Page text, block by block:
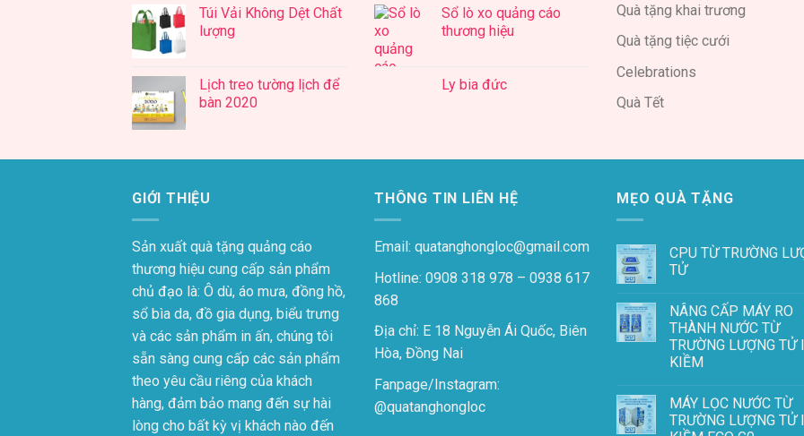
Túi Vải Không Dệt Chất
lượng
Lịch treo tường lịch để
bàn 2020
Sổ lò xo quảng cáo
thương hiệu
Ly bia đức
Quà tặng khai trương
Quà tặng tiệc cưới
Celebrations
Quà Tết
GIỚI THIỆU
Sản xuất quà tặng quảng cáo
thương hiệu cung cấp sản phẩm
chủ đạo là: Ô dù, áo mưa, đồng hồ,
sổ bìa da, đồ gia dụng, biểu trưng
và các sản phẩm in ấn, chúng tôi
sẵn sàng cung cấp các sản phẩm
theo yêu cầu riêng của khách
hàng, đảm bảo mang đến sự hài
lòng cho bất kỳ vị khách nào đến
THÔNG TIN LIÊN HỆ
Email: quatanghongloc@gmail.com
Hotline: 0908 318 978 – 0938 617
868
Địa chỉ: E 18 Nguyễn Ái Quốc, Biên
Hòa, Đồng Nai
Fanpage/Instagram:
@quatanghongloc
MẸO QUÀ TẶNG
CPU TỪ TRƯỜNG
TỬ
NÂNG CẤP MÁY RO
THÀNH NƯỚC TỪ
TRƯỜNG LƯỢNG TỬ
KIỀM
MÁY LỌC NƯỚC TỪ
TRƯỜNG LƯỢNG TỬ